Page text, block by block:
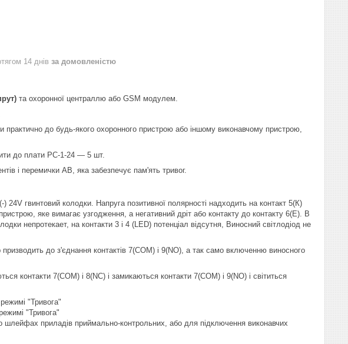
14 днів за домовленістю
та охоронної централлю або GSM модулем.
практично до будь-якого охоронного пристрою або іншому виконавчому пристрою,
до плати PC-1-24 ― 5 шт.
і перемички АВ, яка забезпечує пам'ять тривог.
гвинтовий колодки. Напруга позитивної полярності надходить на контакт 5(К)
яке вимагає узгодження, а негативний дріт або контакту до контакту 6(Е). В
непротекает, на контакти 3 і 4 (LED) потенціал відсутня, Виносний світлодіод не
до з'єднання контактів 7(COM) і 9(NO), а так само включенню виносного
контакти 7(COM) і 8(NC) і замикаються контакти 7(COM) і 9(NO) і світиться
"Тривога"
"Тривога"
приладів приймально-контрольних, або для підключення виконавчих